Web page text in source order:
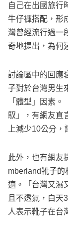
自己在出國旅行
牛仔褲搭配，形
灣曾經流行過一
奇地提出，為何
討論區中的回應
子對於台灣男生
「體型」因素
馭」，有網友直
上減少10公分
此外，也有網友
mberland靴子的
適。「台灣又濕
且不透氣，白天
人表示靴子在台